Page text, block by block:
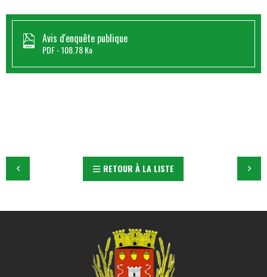
Avis d'enquête publique
PDF 108.78 Ko
RETOUR À LA LISTE